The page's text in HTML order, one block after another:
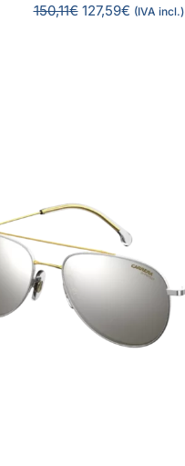
150,11€ 127,59€ (IVA incl.)